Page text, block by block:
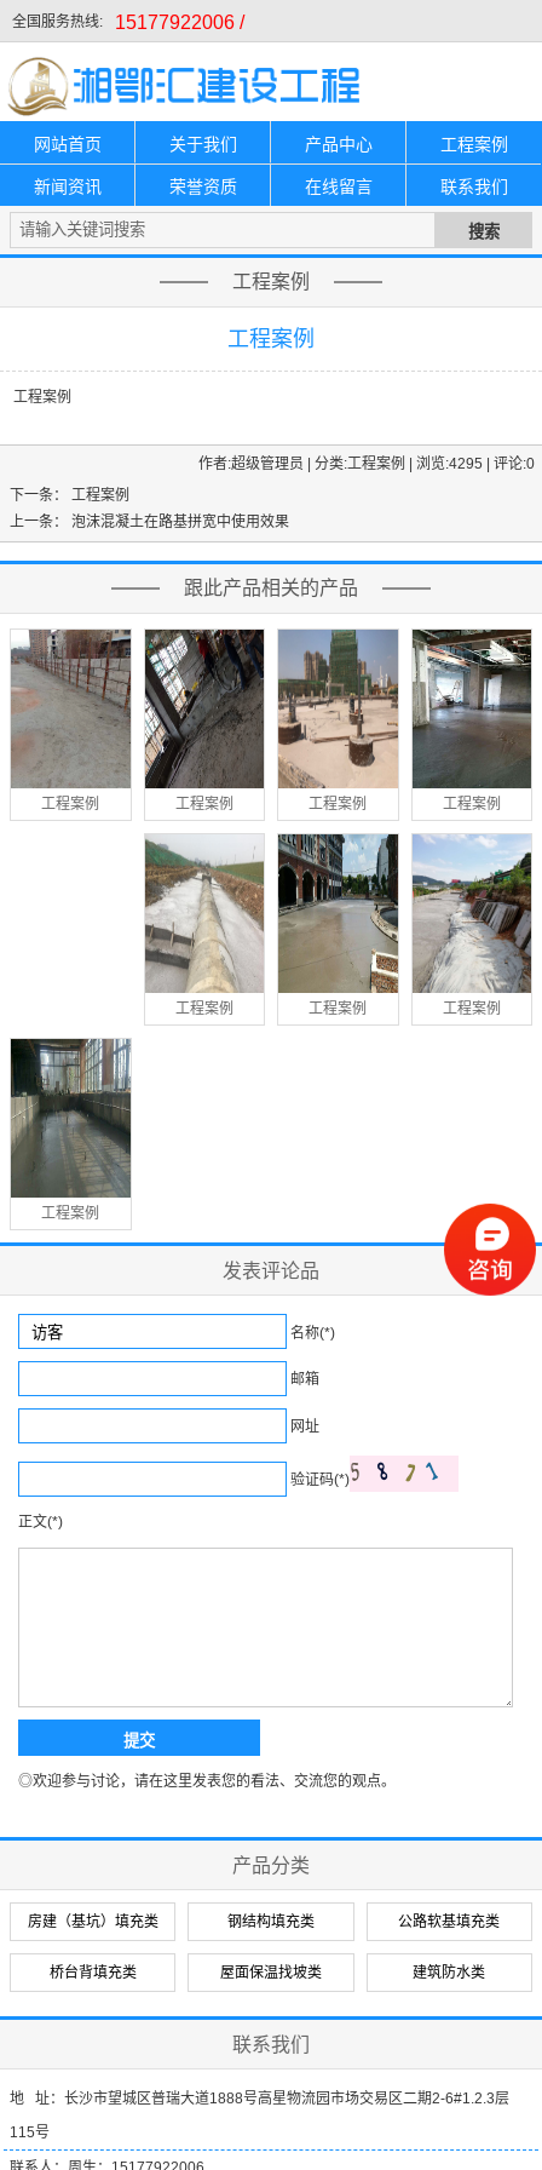
全国服务热线: 15177922006 /
网站首页 关于我们 产品中心 工程案例
新闻资讯 荣誉资质 在线留言 联系我们
工程案例
工程案例
工程案例
作者:超级管理员 | 分类:工程案例 | 浏览:4295 | 评论:0
下一条：
工程案例
上一条：
泡沫混凝土在路基拼宽中使用效果
跟此产品相关的产品
工程案例 工程案例 工程案例 工程案例
工程案例 工程案例 工程案例
工程案例
发表评论品
名称(*)
邮箱
网址
验证码(*)
正文(*)
◎欢迎参与讨论，请在这里发表您的看法、交流您的观点。
产品分类
房建（基坑）填充类 钢结构填充类 公路软基填充类
桥台背填充类 屋面保温找坡类 建筑防水类
联系我们
地 址：长沙市望城区普瑞大道1888号高星物流园市场交易区二期2-6#1.2.3层
115号